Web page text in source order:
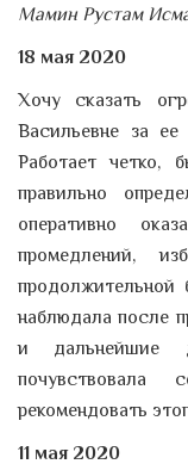
Мамин Рустам
18 мая 2020
Хочу сказать
Васильевне за
Работает четко,
правильно
оперативно
промедлений,
продолжительной
наблюдала после
и дальнейшие
рекомендовать
11 мая 2020